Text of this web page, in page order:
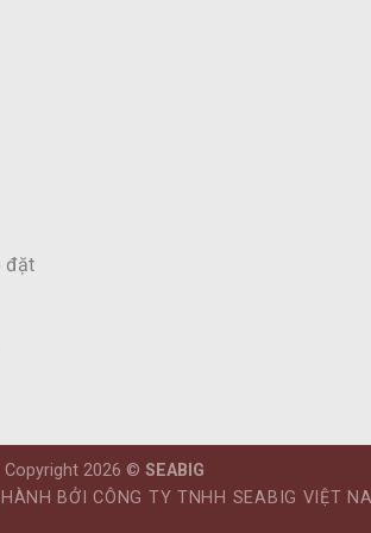
đặt
Copyright 2026 © SEABIG
BỞI CÔNG TY TNHH SEABIG VIỆT